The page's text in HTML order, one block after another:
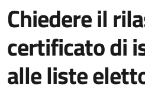
Chiedere il
certificato di
alle liste